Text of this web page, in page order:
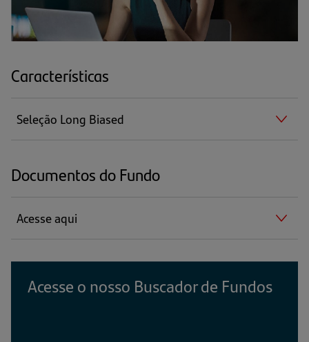
Características
Seleção Long Biased
Documentos do Fundo
Acesse aqui
Acesse o nosso Buscador de Fundos